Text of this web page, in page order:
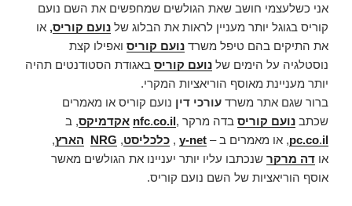
אני כשלעצמי חושב שאת הגולשים שמחפשים את השם נועם
קוריס בגוגל יותר מעניין לראות את הבלוג של נועם קוריס, או
את התיקים בהם טיפל משרד נועם קוריס ואפילו קצת
נוסטלגיה על הימים של נועם קוריס באגודת הסטודנטים תהיה
יותר מעניינת מאוסף הוריאציות המקרי.
ברור שגם אתר משרד עורכי דין נועם קוריס או מאמרים
שכתב נועם קוריס בדה מרקר , nfc.co.il אקדמיקס, ב
pc.co.il , או מאמרים ב – y-net
, כלכליסט,
NRG הארץ,
או דה מרקר שנכתבו עליו יותר יעניינו את הגולשים מאשר
אוסף הוריאציות של השם נועם קוריס.